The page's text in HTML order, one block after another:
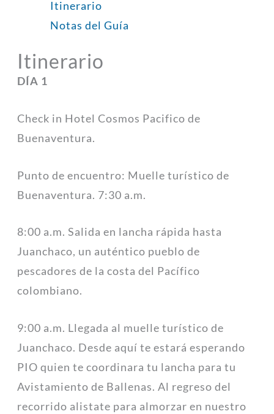
Itinerario
Notas del Guía
Itinerario
DÍA 1
Check in Hotel Cosmos Pacifico de
Buenaventura.
Punto de encuentro: Muelle turístico de
Buenaventura. 7:30 a.m.
8:00 a.m. Salida en lancha rápida hasta
Juanchaco, un auténtico pueblo de
pescadores de la costa del Pacífico
colombiano.
9:00 a.m. Llegada al muelle turístico de
Juanchaco. Desde aquí te estará esperando
PIO quien te coordinara tu lancha para tu
Avistamiento de Ballenas. Al regreso del
recorrido alistate para almorzar en nuestro